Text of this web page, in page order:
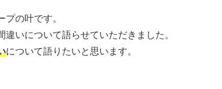
の叶です。
いについて語らせていただきました。
について語りたいと思います。